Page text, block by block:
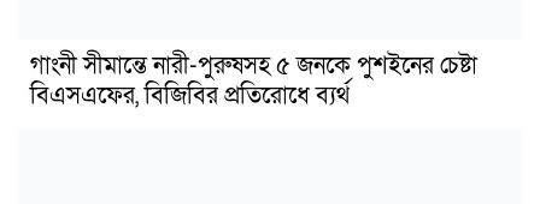
গাংনী সীমান্তে নারী-পুরুষসহ ৫ জনকে পুশইনের চেষ্টা
বিএসএফের, বিজিবির প্রতিরোধে ব্যর্থ